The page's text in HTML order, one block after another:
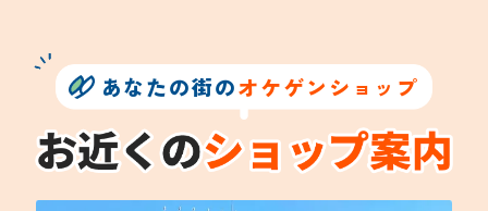
あなたの街のオケゲンショップ